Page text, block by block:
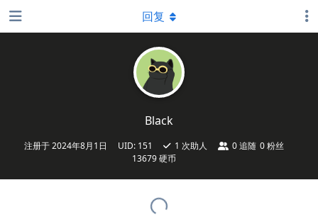
Black
注册于2024年8月1日 UID: 151 1 次助人 0 追随 0 粉丝
13679 硬币
回复